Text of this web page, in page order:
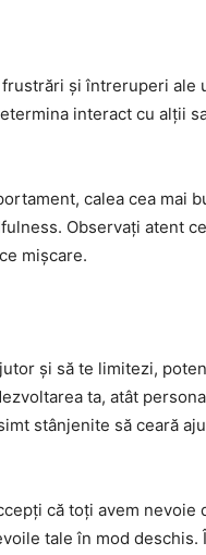
și întreruperi ale
interact cu alții
calea cea mai
Observați atent
mișcare.
și să te limitezi,
ta, atât
stânjenite să ceară
că toți avem nevoie
tale în mod deschis.